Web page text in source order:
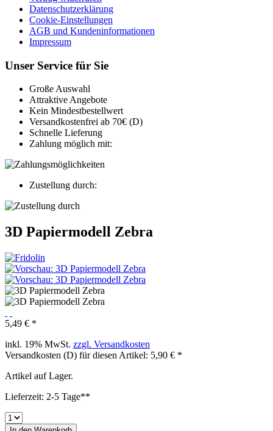
Datenschutzerklärung
Cookie-Einstellungen
AGB und Kundeninformationen
Impressum
Unser Service für Sie
Große Auswahl
Attraktive Angebote
Kein Mindestbestellwert
Versandkostenfrei ab 70€ (D)
Schnelle Lieferung
Zahlung möglich mit:
Zustellung durch:
3D Papiermodell Zebra
5,49 € *
inkl. 19% MwSt. zzgl. Versandkosten
Versandkosten (D) für diesen Artikel: 5,90 € *
Artikel auf Lager.
Lieferzeit: 2-5 Tage**